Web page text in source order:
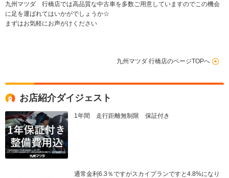
九州マツダ 行橋店では高品質な中古車を多数ご用意していますのでこの機会
に足を運ばれてはいかがでしょうか☆
まずはお気軽にお声がけください
九州マツダ 行橋店のページTOPへ
お店紹介ダイジェスト
1年間 走行距離無制限 保証付き
通常金利6.3％ですがスカイプランですと4.8%になり